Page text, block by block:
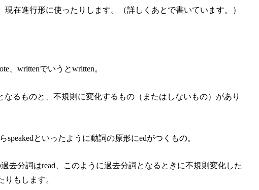
在進行形に使ったりします。（詳しくあとで書いています。）
、writtenでいうとwritten。
なるものと、不規則に変化するもの（またはしないもの）があり
speakedといったように動詞の原形にedがつくもの。
過去分詞はread、このように過去分詞となるときに不規則変化した
もします。